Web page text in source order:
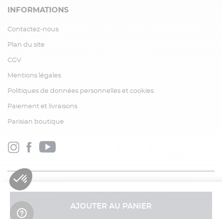
AJOUTER AU PANIER
INFORMATIONS
Contactez-nous
Plan du site
CGV
Mentions légales
Politiques de données personnelles et cookies
Paiement et livraisons
Parisian boutique